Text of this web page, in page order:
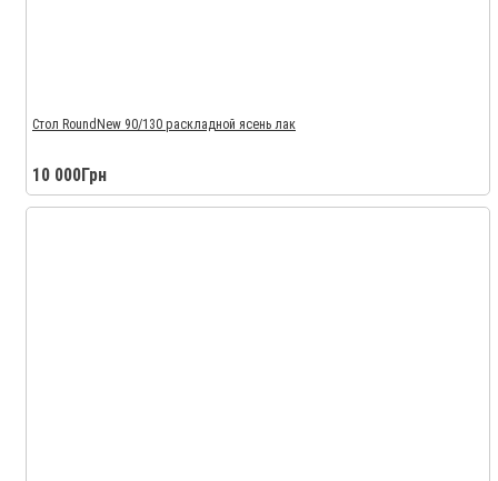
Стол RoundNew 90/130 раскладной ясень лак
10 000Грн